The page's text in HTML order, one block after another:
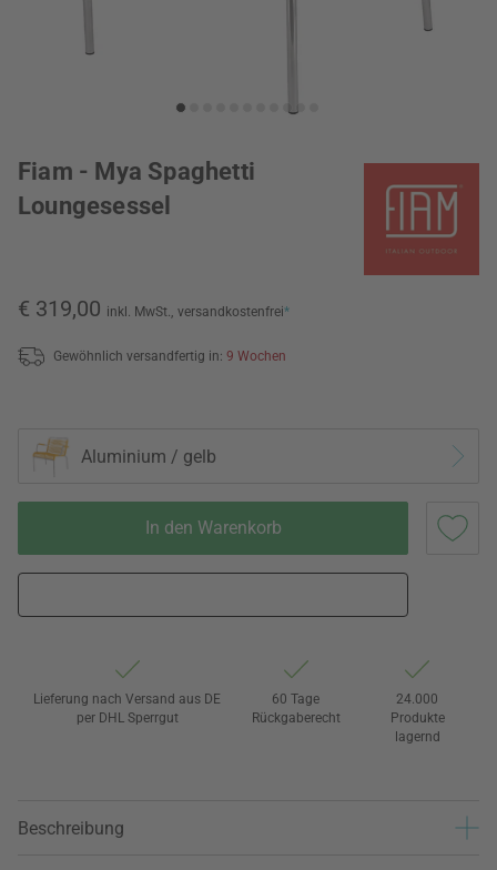
Fiam - Mya Spaghetti
Loungesessel
€ 319,00 inkl. MwSt., versandkostenfrei*
Gewöhnlich versandfertig in: 9 Wochen
Aluminium / gelb
In den Warenkorb
Lieferung nach Versand aus DE
per DHL Sperrgut
60 Tage
Rückgaberecht
24.000
Produkte
lagernd
Beschreibung